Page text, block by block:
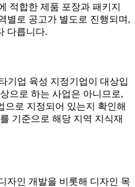
적합한 제품 포장과 패키지
별로 공고가 별도로 진행되며,
다릅니다.
기업 육성 지정기업이 대상입
으로 하는 사업은 아니므로,
으로 지정되어 있는지 확인해
기준으로 해당 지역 지식재
자인 개발을 비롯해 디자인 목